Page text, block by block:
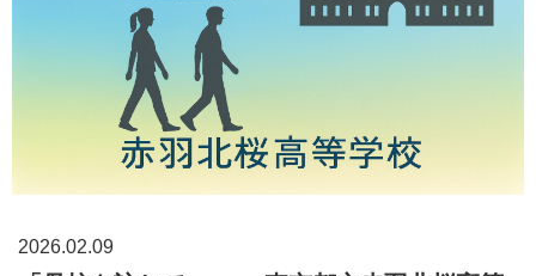
2026.02.09